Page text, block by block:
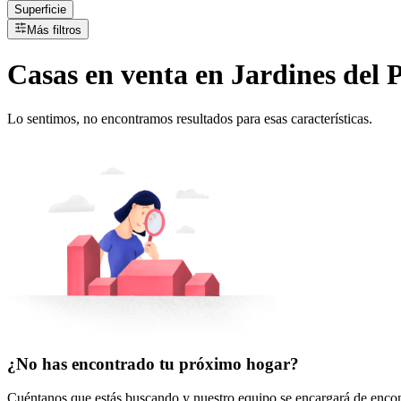
Superficie
Más filtros
Casas en venta en Jardines del
Lo sentimos, no encontramos resultados para esas características.
¿No has encontrado tu próximo hogar?